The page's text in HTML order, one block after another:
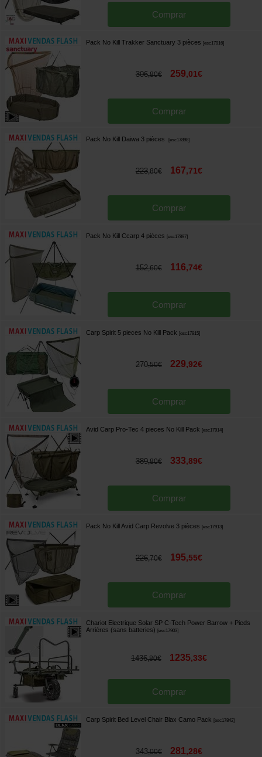
Comprar
Pack No Kill Trakker Sanctuary 3 pièces [esc17916]
306,80€ 259,01€
Comprar
Pack No Kill Daiwa 3 pièces [esc17898]
223,80€ 167,71€
Comprar
Pack No Kill Ccarp 4 pièces [esc17897]
152,60€ 116,74€
Comprar
Carp Spirit 5 pieces No Kill Pack [esc17915]
270,50€ 229,92€
Comprar
Avid Carp Pro-Tec 4 pieces No Kill Pack [esc17914]
389,80€ 333,89€
Comprar
Pack No Kill Avid Carp Revolve 3 pièces [esc17913]
226,70€ 195,55€
Comprar
Chariot Electrique Solar SP C-Tech Power Barrow + Pieds
Arrières (sans batteries) [esc17903]
1436,80€ 1235,33€
Comprar
Carp Spirit Bed Level Chair Blax Camo Pack [esc17842]
343,00€ 281,28€